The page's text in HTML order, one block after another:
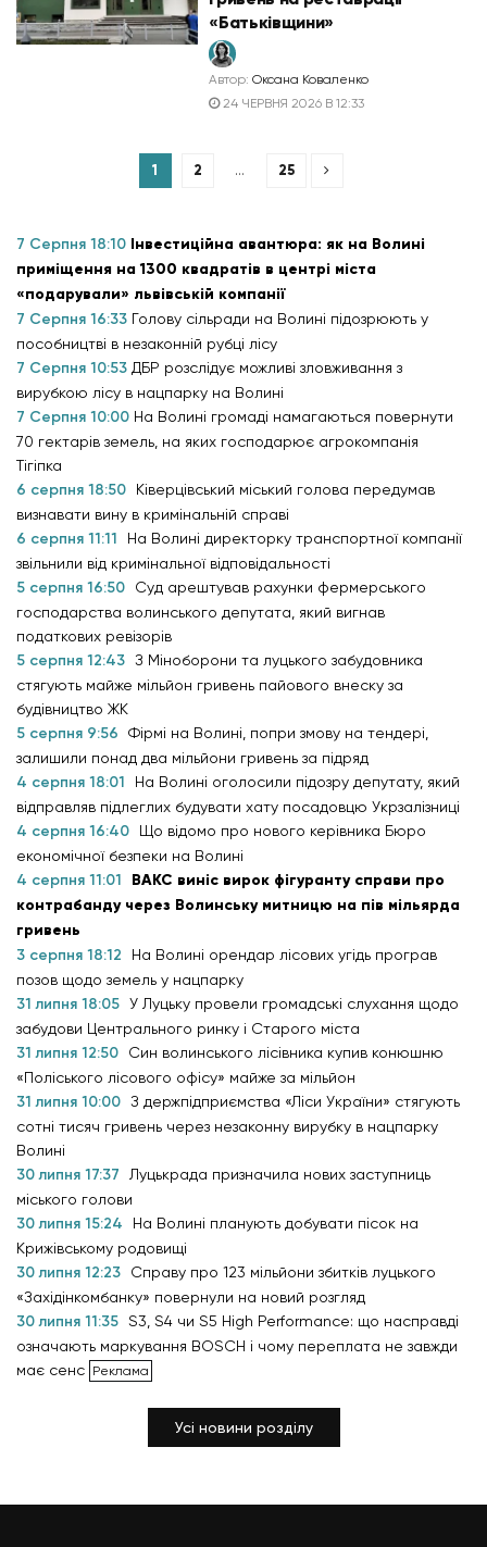
«Батьківщини»
Автор: Оксана Коваленко
24 ЧЕРВНЯ 2026 В 12:33
1 2 … 25
7 Серпня 18:10 Інвестиційна авантюра: як на Волині
приміщення на 1300 квадратів в центрі міста
«подарували» львівській компанії
7 Серпня 16:33 Голову сільради на Волині підозрюють у
пособництві в незаконній рубці лісу
7 Серпня 10:53 ДБР розслідує можливі зловживання з
вирубкою лісу в нацпарку на Волині
7 Серпня 10:00 На Волині громаді намагаються повернути
70 гектарів земель, на яких господарює агрокомпанія
Тігіпка
6 серпня 18:50
Ківерцівський міський голова передумав
визнавати вину в кримінальній справі
6 серпня 11:11
На Волині директорку транспортної компанії
звільнили від кримінальної відповідальності
5 серпня 16:50
Суд арештував рахунки фермерського
господарства волинського депутата, який вигнав
податкових ревізорів
5 серпня 12:43 З Міноборони та луцького забудовника
стягують майже мільйон гривень пайового внеску за
будівництво ЖК
5 серпня 9:56
Фірмі на Волині, попри змову на тендері,
залишили понад два мільйони гривень за підряд
4 серпня 18:01
На Волині оголосили підозру депутату, який
відправляв підлеглих будувати хату посадовцю Укрзалізниці
4 серпня 16:40
Що відомо про нового керівника Бюро
економічної безпеки на Волині
4 серпня 11:01
ВАКС виніс вирок фігуранту справи про
контрабанду через Волинську митницю на пів мільярда
гривень
3 серпня 18:12
На Волині орендар лісових угідь програв
позов щодо земель у нацпарку
31 липня 18:05 У Луцьку провели громадські слухання щодо
забудови Центрального ринку і Старого міста
31 липня 12:50
Син волинського лісівника купив конюшню
«Поліського лісового офісу» майже за мільйон
31 липня 10:00 З держпідприємства «Ліси України» стягують
сотні тисяч гривень через незаконну вирубку в нацпарку
Волині
30 липня 17:37
Луцькрада призначила нових заступниць
міського голови
30 липня 15:24
На Волині планують добувати пісок на
Крижівському родовищі
30 липня 12:23
Справу про 123 мільйони збитків луцького
«Західінкомбанку» повернули на новий розгляд
30 липня 11:35 S3, S4 чи S5 High Performance: що насправді
означають маркування BOSCH і чому переплата не завжди
має сенс
Усі новини розділу